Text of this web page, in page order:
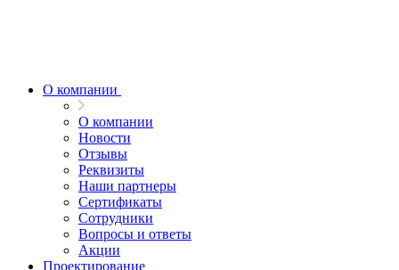
О компании
О компании
Новости
Отзывы
Реквизиты
Наши партнеры
Сертификаты
Сотрудники
Вопросы и ответы
Акции
Проектирование